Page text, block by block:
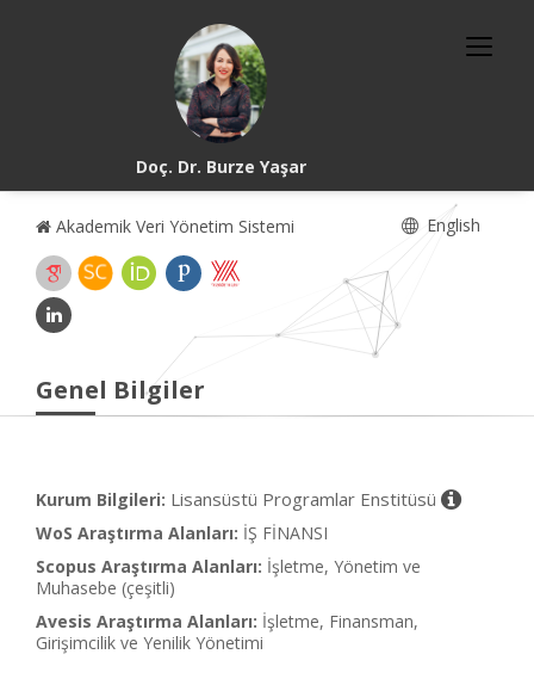
Doç. Dr. Burze Yaşar
Akademik Veri Yönetim Sistemi English
Genel Bilgiler
Kurum Bilgileri: Lisansüstü Programlar Enstitüsü
WoS Araştırma Alanları: İŞ FİNANSI
Scopus Araştırma Alanları: İşletme, Yönetim ve
Muhasebe (çeşitli)
Avesis Araştırma Alanları: İşletme, Finansman,
Girişimcilik ve Yenilik Yönetimi